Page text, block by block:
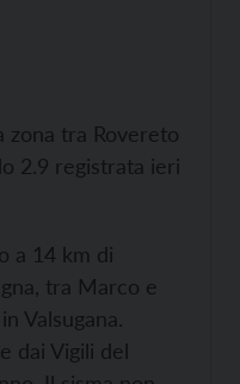
zona tra Rovereto
2.9 registrata ieri
a 14 km di
tra Marco e
Valsugana.
dai Vigili del